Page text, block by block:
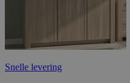
Snelle levering